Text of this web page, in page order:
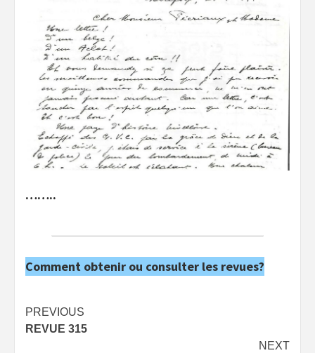
……..
Comment obtenir ou consulter les revues?
Post
navigation
PREVIOUS
REVUE 315
NEXT